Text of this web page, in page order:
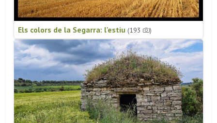
Els colors de la Segarra: l'estiu (193 )